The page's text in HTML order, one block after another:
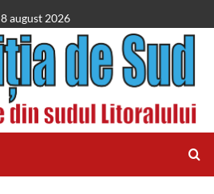
8 august 2026